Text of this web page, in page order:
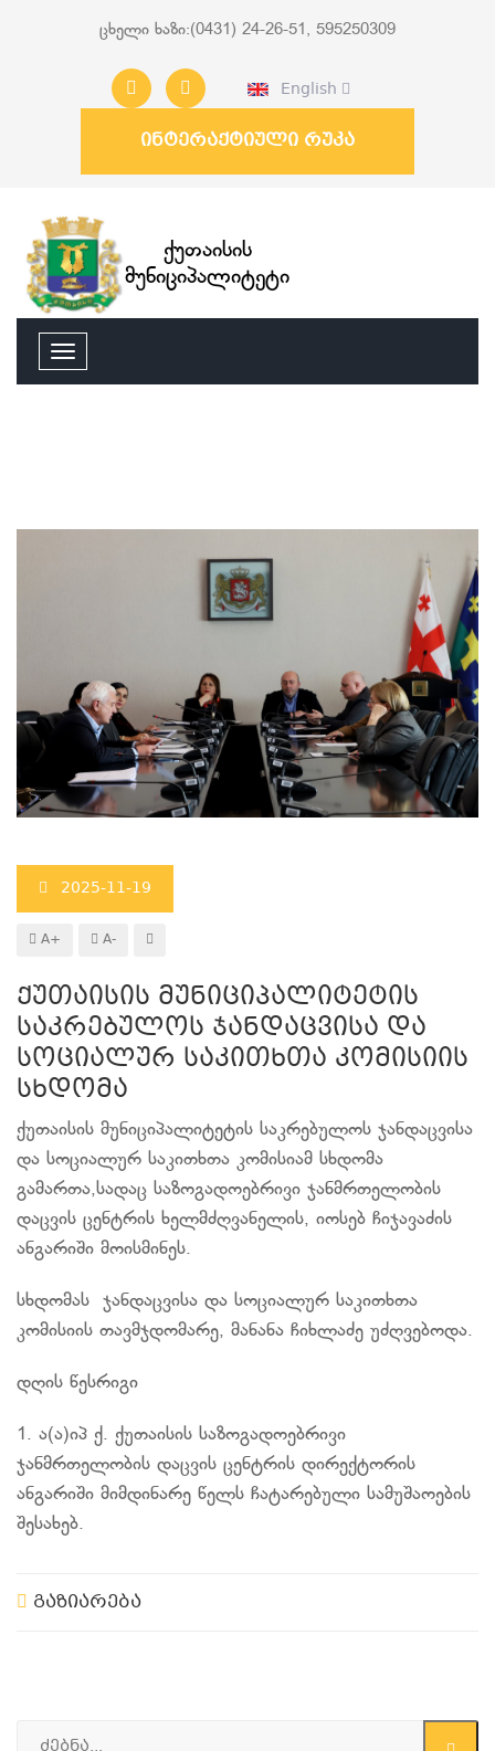
ცხელი ხაზი:(0431) 24-26-51, 595250309
English
ინტერაქტიული რუკა
ქუთაისის
მუნიციპალიტეტი
2025-11-19
A+ A-
ქუთაისის მუნიციპალიტეტის
საკრებულოს ჯანდაცვისა და
სოციალურ საკითხთა კომისიის
სხდომა
ქუთაისის მუნიციპალიტეტის საკრებულოს ჯანდაცვისა
და სოციალურ საკითხთა კომისიამ სხდომა
გამართა,სადაც საზოგადოებრივი ჯანმრთელობის
დაცვის ცენტრის ხელმძღვანელის, იოსებ ჩიჯავაძის
ანგარიში მოისმინეს.
სხდომას ჯანდაცვისა და სოციალურ საკითხთა
კომისიის თავმჯდომარე, მანანა ჩიხლაძე უძღვებოდა.
დღის წესრიგი
1. ა(ა)იპ ქ. ქუთაისის საზოგადოებრივი
ჯანმრთელობის დაცვის ცენტრის დირექტორის
ანგარიში მიმდინარე წელს ჩატარებული სამუშაოების
შესახებ.
გაზიარება